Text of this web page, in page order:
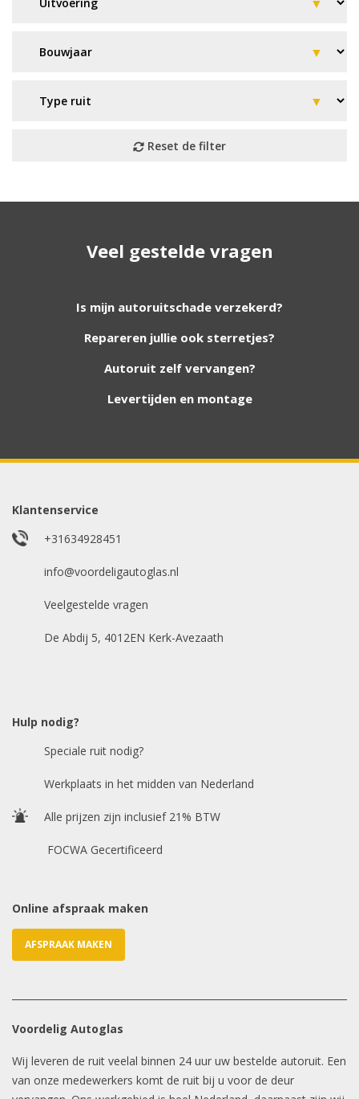
verder!
Wij zijn continu bezig met het toevoegen van
ruit er niet tussen? Grote kans dat wij deze wel
hebben. Vul het formulier in en wij nemen
whatsappje met foto van de ruit en uw auto
Uw merk auto
Bouwjaar
E-mailadres *
Veel gestelde vragen
Is mijn autoruitschade verzekerd?
Repareren jullie ook sterretjes?
Autoruit zelf vervangen?
Levertijden en montage
Klantenservice
+31634928451
info@voordeligautoglas.nl
Veelgestelde vragen
De Abdij 5, 4012EN Kerk-Avezaath
Hulp nodig?
Speciale ruit nodig?
Werkplaats in het midden van Nederland
Alle prijzen zijn inclusief 21% BTW
FOCWA Gecertificeerd
Online afspraak maken
AFSPRAAK MAKEN
Voordelig Autoglas
Wij leveren de ruit veelal binnen 24 uur uw bestelde autoruit. Een
van onze medewerkers komt de ruit bij u voor de deur